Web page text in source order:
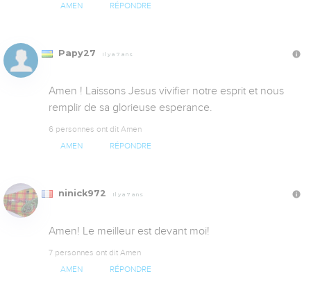
AMEN RÉPONDRE
Papy27 Il y a 7 ans
Amen ! Laissons Jesus vivifier notre esprit et nous
remplir de sa glorieuse esperance.
6 personnes ont dit Amen
AMEN RÉPONDRE
ninick972 Il y a 7 ans
Amen! Le meilleur est devant moi!
7 personnes ont dit Amen
AMEN RÉPONDRE